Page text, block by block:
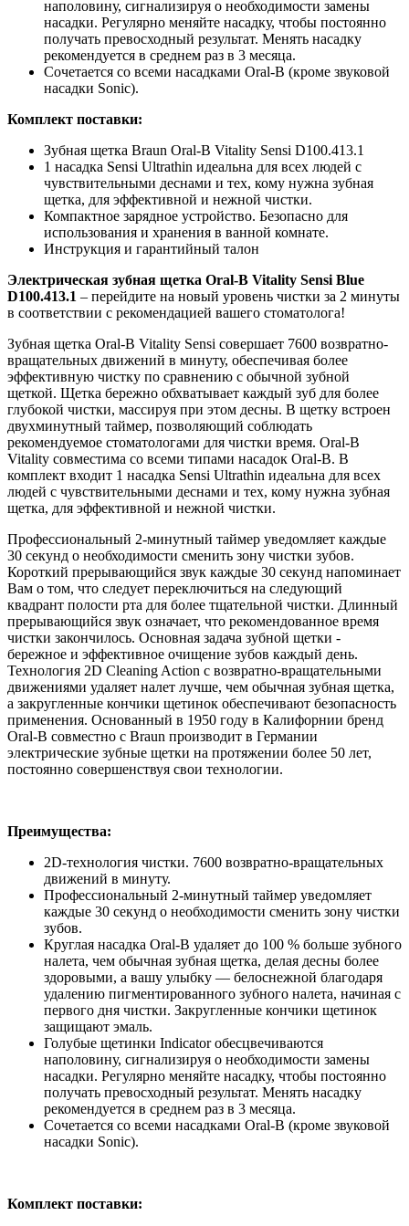
наполовину, сигнализируя о необходимости замены
насадки. Регулярно меняйте насадку, чтобы постоянно
получать превосходный результат. Менять насадку
рекомендуется в среднем раз в 3 месяца.
Сочетается со всеми насадками Oral-B (кроме звуковой
насадки Sonic).
Комплект поставки:
Зубная щетка Braun Oral-B Vitality Sensi D100.413.1
1 насадка Sensi Ultrathin идеальна для всех людей с
чувствительными деснами и тех, кому нужна зубная
щетка, для эффективной и нежной чистки.
Компактное зарядное устройство. Безопасно для
использования и хранения в ванной комнате.
Инструкция и гарантийный талон
Электрическая зубная щетка Oral-B Vitality Sensi Blue
D100.413.1 – перейдите на новый уровень чистки за 2 минуты
в соответствии с рекомендацией вашего стоматолога!
Зубная щетка Oral-B Vitality Sensi совершает 7600 возвратно-
вращательных движений в минуту, обеспечивая более
эффективную чистку по сравнению с обычной зубной
щеткой. Щетка бережно обхватывает каждый зуб для более
глубокой чистки, массируя при этом десны. В щетку встроен
двухминутный таймер, позволяющий соблюдать
рекомендуемое стоматологами для чистки время. Oral-B
Vitality совместима со всеми типами насадок Oral-B. В
комплект входит 1 насадка Sensi Ultrathin идеальна для всех
людей с чувствительными деснами и тех, кому нужна зубная
щетка, для эффективной и нежной чистки.
Профессиональный 2-минутный таймер уведомляет каждые
30 секунд о необходимости сменить зону чистки зубов.
Короткий прерывающийся звук каждые 30 секунд напоминает
Вам о том, что следует переключиться на следующий
квадрант полости рта для более тщательной чистки. Длинный
прерывающийся звук означает, что рекомендованное время
чистки закончилось. Основная задача зубной щетки -
бережное и эффективное очищение зубов каждый день.
Технология 2D Cleaning Action с возвратно-вращательными
движениями удаляет налет лучше, чем обычная зубная щетка,
а закругленные кончики щетинок обеспечивают безопасность
применения. Основанный в 1950 году в Калифорнии бренд
Oral-B совместно с Braun производит в Германии
электрические зубные щетки на протяжении более 50 лет,
постоянно совершенствуя свои технологии.
Преимущества:
2D-технология чистки. 7600 возвратно-вращательных
движений в минуту.
Профессиональный 2-минутный таймер уведомляет
каждые 30 секунд о необходимости сменить зону чистки
зубов.
Круглая насадка Oral-B удаляет до 100 % больше зубного
налета, чем обычная зубная щетка, делая десны более
здоровыми, а вашу улыбку — белоснежной благодаря
удалению пигментированного зубного налета, начиная с
первого дня чистки. Закругленные кончики щетинок
защищают эмаль.
Голубые щетинки Indicator обесцвечиваются
наполовину, сигнализируя о необходимости замены
насадки. Регулярно меняйте насадку, чтобы постоянно
получать превосходный результат. Менять насадку
рекомендуется в среднем раз в 3 месяца.
Сочетается со всеми насадками Oral-B (кроме звуковой
насадки Sonic).
Комплект поставки: